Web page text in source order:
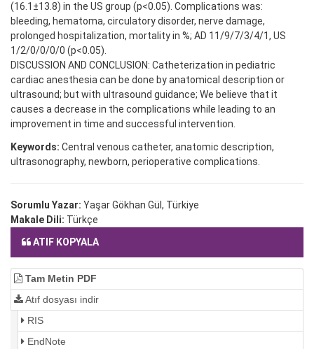
(16.1±13.8) in the US group (p<0.05). Complications was:
bleeding, hematoma, circulatory disorder, nerve damage,
prolonged hospitalization, mortality in %; AD 11/9/7/3/4/1, US
1/2/0/0/0/0 (p<0.05).
DISCUSSION AND CONCLUSION: Catheterization in pediatric
cardiac anesthesia can be done by anatomical description or
ultrasound; but with ultrasound guidance; We believe that it
causes a decrease in the complications while leading to an
improvement in time and successful intervention.
Keywords: Central venous catheter, anatomic description,
ultrasonography, newborn, perioperative complications.
Sorumlu Yazar: Yaşar Gökhan Gül, Türkiye
Makale Dili: Türkçe
ATIF KOPYALA
Tam Metin PDF
Atıf dosyası indir
RIS
EndNote